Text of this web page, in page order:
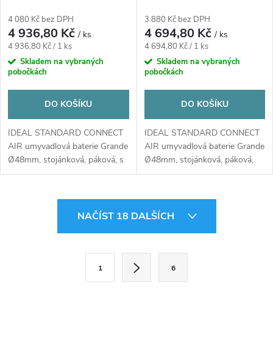
odtokovou soupravou, chrom
4 080 Kč bez DPH
4 936,80 Kč/ ks
Měrná
cena:
4 936,80 Kč / 1 ks
Skladem na vybraných
pobočkách
DO KOŠÍKU
IDEAL STANDARD CONNECT
AIR umyvadlová baterie Grande
Ø48mm, stojánková, páková, s
odtokovou...
3 880 Kč bez DPH
4 694,80 Kč/ ks
Měrná
cena:
4 694,80 Kč / 1 ks
Skladem na vybraných
pobočkách
DO KOŠÍKU
IDEAL STANDARD CONNECT
AIR umyvadlová baterie Grande
Ø48mm, stojánková, páková,
bez odtokové...
NAČÍST 18 DALŠÍCH
1 6